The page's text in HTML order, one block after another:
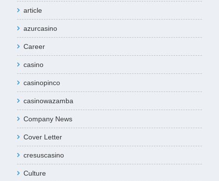
article
azurcasino
Career
casino
casinopinco
casinowazamba
Company News
Cover Letter
cresuscasino
Culture